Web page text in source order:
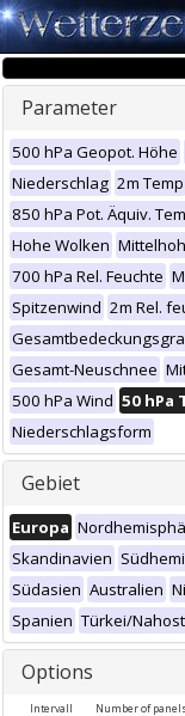
Parameter
500 hPa Geopot. Höhe
Niederschlag 2m Temp
850 hPa Pot. Äquiv.
Hohe Wolken
700 hPa Rel. Feuchte
Spitzenwind 2m Rel.
Gesamt-Neuschnee
500 hPa Wind 50 hPa
Niederschlagsform
Gebiet
Europa
Skandinavien
Südasien Australien
Spanien Türkei/Nahost
Options
Intervall Number of